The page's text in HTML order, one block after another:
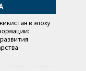
в эпоху